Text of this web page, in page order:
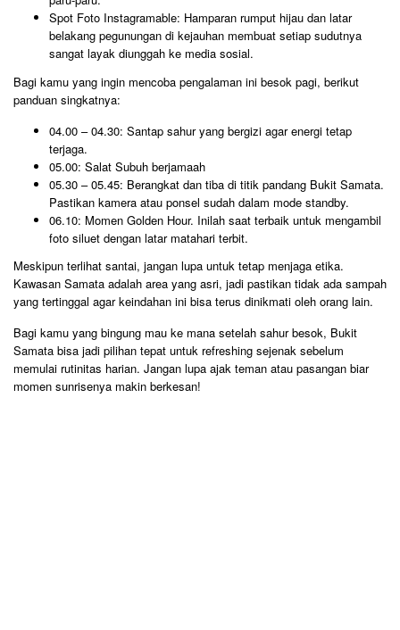
​Spot Foto Instagramable: Hamparan rumput hijau dan latar
belakang pegunungan di kejauhan membuat setiap sudutnya
sangat layak diunggah ke media sosial.
​Bagi kamu yang ingin mencoba pengalaman ini besok pagi, berikut
panduan singkatnya:
​04.00 – 04.30: Santap sahur yang bergizi agar energi tetap
terjaga.
​05.00: Salat Subuh berjamaah
​05.30 – 05.45: Berangkat dan tiba di titik pandang Bukit Samata.
Pastikan kamera atau ponsel sudah dalam mode standby.
​06.10: Momen Golden Hour. Inilah saat terbaik untuk mengambil
foto siluet dengan latar matahari terbit.
​Meskipun terlihat santai, jangan lupa untuk tetap menjaga etika.
Kawasan Samata adalah area yang asri, jadi pastikan tidak ada sampah
yang tertinggal agar keindahan ini bisa terus dinikmati oleh orang lain.
Bagi kamu yang bingung mau ke mana setelah sahur besok, Bukit
Samata bisa jadi pilihan tepat untuk refreshing sejenak sebelum
memulai rutinitas harian. Jangan lupa ajak teman atau pasangan biar
momen sunrisenya makin berkesan!